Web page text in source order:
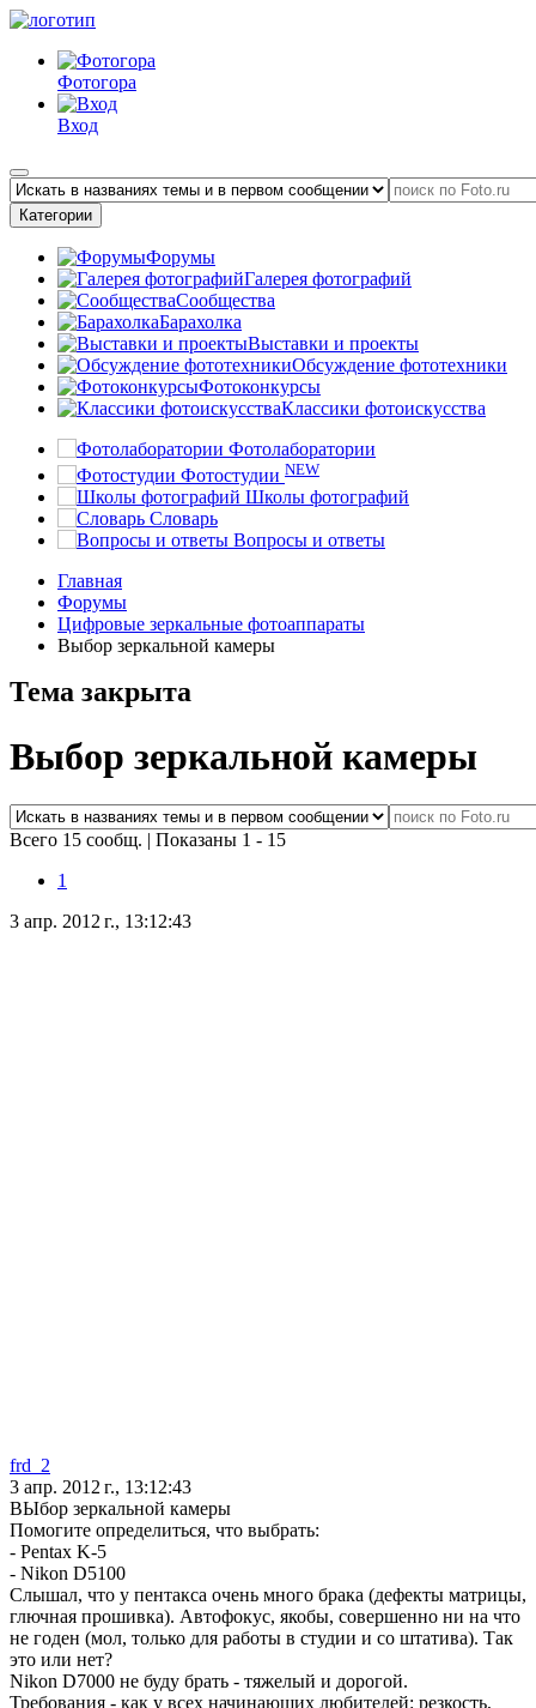
Фотогора
Вход
Категории
Форумы
Галерея фотографий
Сообщества
Барахолка
Выставки и проекты
Обсуждение фототехники
Фотоконкурсы
Классики фотоискусства
Фотолаборатории
Фотостудии NEW
Школы фотографий
Словарь
Вопросы и ответы
Главная
Форумы
Цифровые зеркальные фотоаппараты
Выбор зеркальной камеры
Тема закрыта
Выбор зеркальной камеры
Всего 15 сообщ. | Показаны 1 - 15
1
3 апр. 2012 г., 13:12:43
frd_2
3 апр. 2012 г., 13:12:43
ВЫбор зеркальной камеры
Помогите определиться, что выбрать:
- Pentax K-5
- Nikon D5100
Слышал, что у пентакса очень много брака (дефекты матрицы,
глючная прошивка). Автофокус, якобы, совершенно ни на что
не годен (мол, только для работы в студии и со штатива). Так
это или нет?
Nikon D7000 не буду брать - тяжелый и дорогой.
Требования - как у всех начинающих любителей: резкость,